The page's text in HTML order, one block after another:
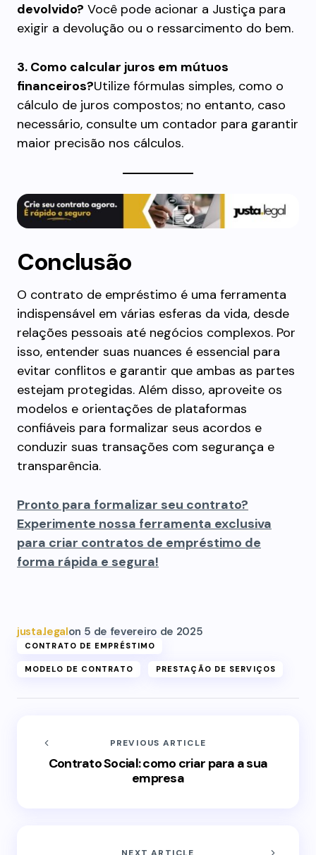
devolvido? Você pode acionar a Justiça para
exigir a devolução ou o ressarcimento do bem.
3. Como calcular juros em mútuos
financeiros?Utilize fórmulas simples, como o
cálculo de juros compostos; no entanto, caso
necessário, consulte um contador para garantir
maior precisão nos cálculos.
Conclusão
O contrato de empréstimo é uma ferramenta
indispensável em várias esferas da vida, desde
relações pessoais até negócios complexos. Por
isso, entender suas nuances é essencial para
evitar conflitos e garantir que ambas as partes
estejam protegidas. Além disso, aproveite os
modelos e orientações de plataformas
confiáveis para formalizar seus acordos e
conduzir suas transações com segurança e
transparência.
Pronto para formalizar seu contrato?
Experimente nossa ferramenta exclusiva
para criar contratos de empréstimo de
forma rápida e segura!
justa.legalon 5 de fevereiro de 2025
CONTRATO DE EMPRÉSTIMO
MODELO DE CONTRATO PRESTAÇÃO DE SERVIÇOS
PREVIOUS ARTICLE
Contrato Social: como criar para a sua
empresa